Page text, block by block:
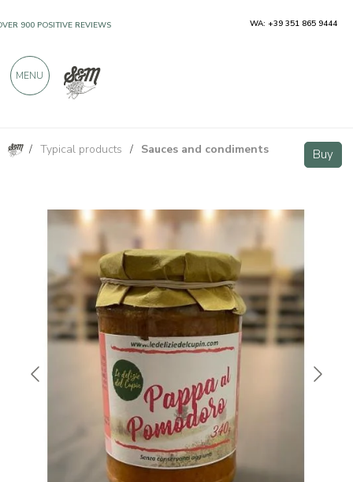
/ Typical products / Sauces and condiments Buy
Tomato Pappa 340g Buy
900 POSITIVE REVIEWS WA: +39 351 865 9444
MENU